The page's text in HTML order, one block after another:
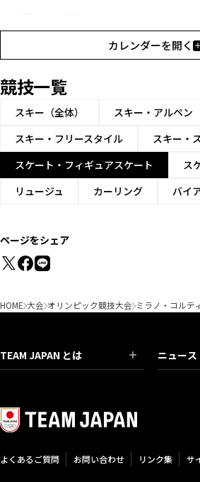
ペア
アイスダンス
カレンダーを開く
競技一覧
スキー（全体） スキー・アルペン
スキー・フリースタイル
スキー・
スケート・フィギュアスケート
ス
リュージュ
カーリング バイ
ページをシェア
HOME 大会 オリンピック競技大会 ミラノ・コルテ
TEAM JAPAN とは ニュース
よくあるご質問 お問い合わせ リンク集 サ